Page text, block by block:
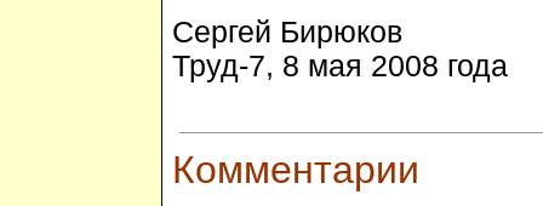
Сергей Бирюков
Труд-7, 8 мая 2008 года
Комментарии